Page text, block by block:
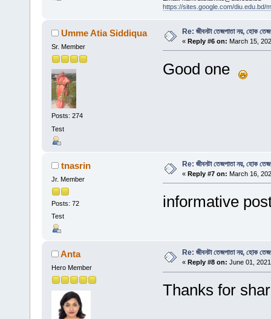
https://sites.google.com/diu.edu.bd/
Umme Atia Siddiqua
Sr. Member
Posts: 274
Test
Re: জীবনটা তেজপাতা নয়, হোক
« Reply #6 on: March 15,
Good one
tnasrin
Jr. Member
Posts: 72
Test
Re: জীবনটা তেজপাতা নয়, হোক
« Reply #7 on: March 16,
informative
Anta
Hero Member
Re: জীবনটা তেজপাতা নয়, হোক
« Reply #8 on: June 01,
Thanks for